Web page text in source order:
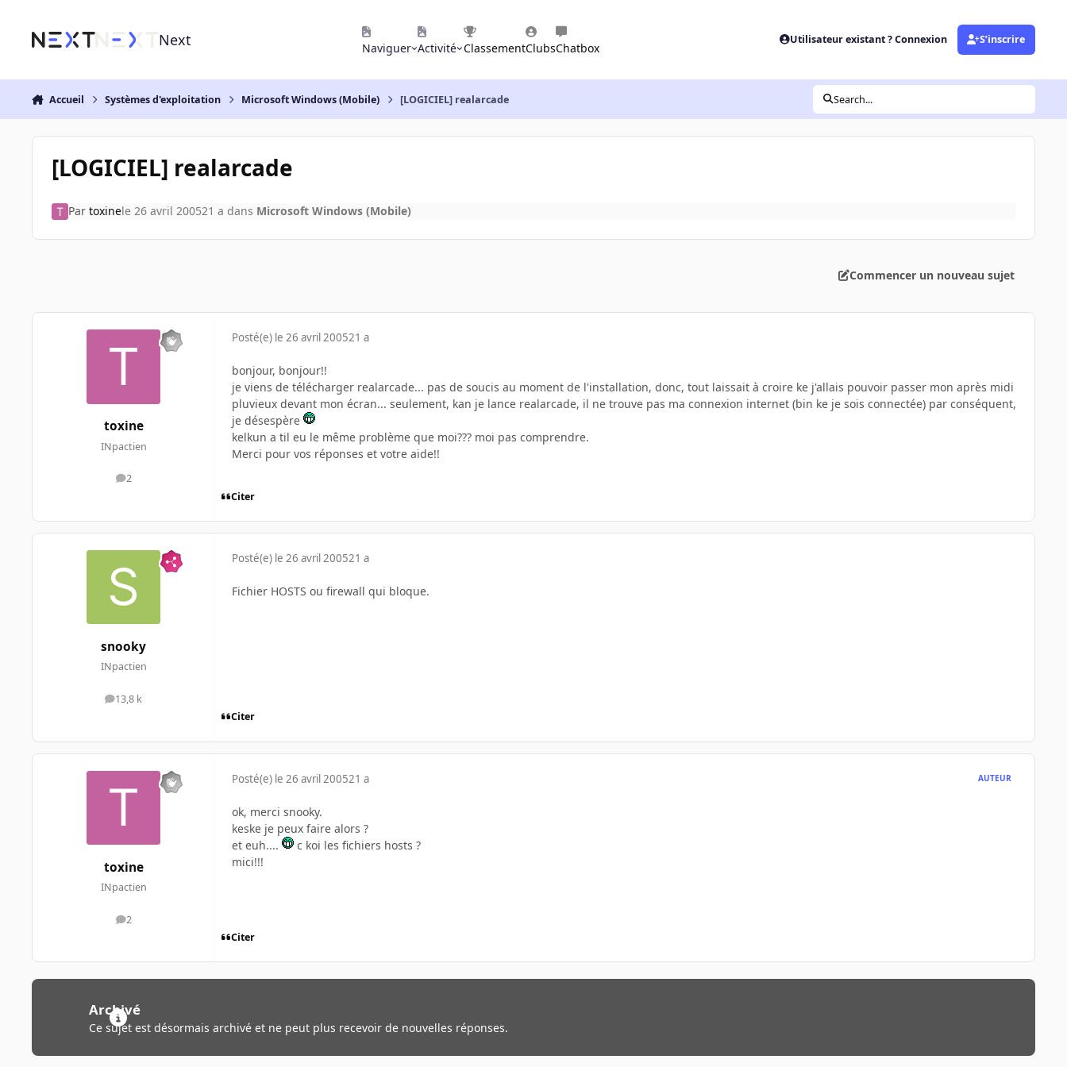
Next Naviguer Activité ClassementClubsChatbox
Utilisateur existant ? Connexion S’inscrire
Accueil Systèmes d'exploitation Microsoft Windows (Mobile) [LOGICIEL] realarcade Search...
[LOGICIEL] realarcade
Par toxinele 26 avril 200521 a dans Microsoft Windows (Mobile)
Commencer un nouveau sujet
toxine
INpactien
2
messages
Posté(e) le 26 avril 200521 a
bonjour, bonjour!!
je viens de télécharger realarcade... pas de soucis au moment de l'installation, donc, tout laissait à croire ke j'allais pouvoir passer mon après midi
pluvieux devant mon écran... seulement, kan je lance realarcade, il ne trouve pas ma connexion internet (bin ke je sois connectée) par conséquent,
je désespère
kelkun a til eu le même problème que moi??? moi pas comprendre.
Merci pour vos réponses et votre aide!!
Citer
snooky
INpactien
13,8 k
messages
Posté(e) le 26 avril 200521 a
Fichier HOSTS ou firewall qui bloque.
Citer
toxine
INpactien
2
messages
Posté(e) le 26 avril 200521 a AUTEUR
ok, merci snooky.
keske je peux faire alors ?
et euh....
c koi les fichiers hosts ?
mici!!!
Citer
Archivé
Ce sujet est désormais archivé et ne peut plus recevoir de nouvelles réponses.